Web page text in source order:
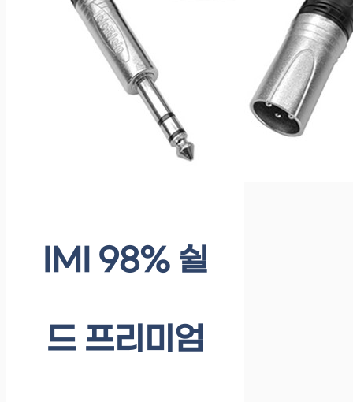
IMI 98% 쉴
드 프리미엄